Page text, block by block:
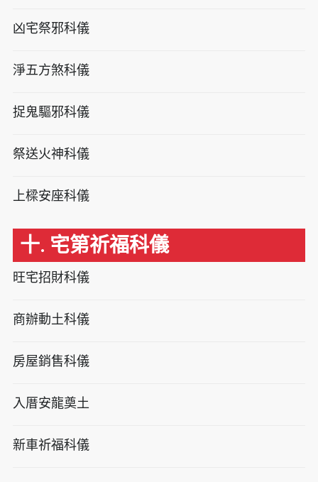
凶宅祭邪科儀
淨五方煞科儀
捉鬼驅邪科儀
祭送火神科儀
上樑安座科儀
十. 宅第祈福科儀
旺宅招財科儀
商辦動土科儀
房屋銷售科儀
入厝安龍奠土
新車祈福科儀